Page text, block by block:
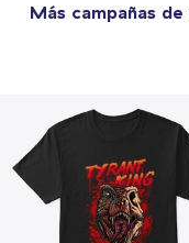
Más campañas de